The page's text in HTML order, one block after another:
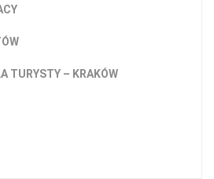
TURYSTY – KRAKÓW